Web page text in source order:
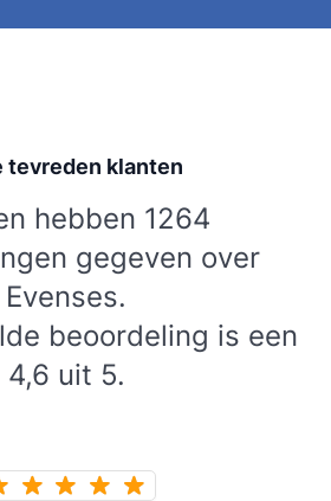
tevreden klanten
hebben 1264
gegeven over
Evenses.
beoordeling is een
4,6 uit 5.